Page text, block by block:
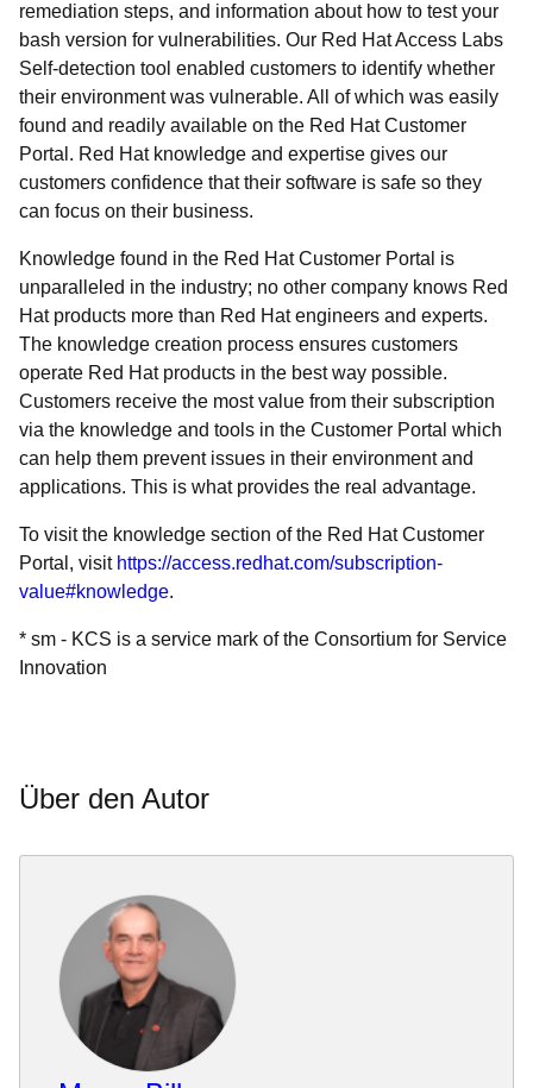
remediation steps, and information about how to test your
bash version for vulnerabilities. Our Red Hat Access Labs
Self-detection tool enabled customers to identify whether
their environment was vulnerable. All of which was easily
found and readily available on the Red Hat Customer
Portal. Red Hat knowledge and expertise gives our
customers confidence that their software is safe so they
can focus on their business.
Knowledge found in the Red Hat Customer Portal is
unparalleled in the industry; no other company knows Red
Hat products more than Red Hat engineers and experts.
The knowledge creation process ensures customers
operate Red Hat products in the best way possible.
Customers receive the most value from their subscription
via the knowledge and tools in the Customer Portal which
can help them prevent issues in their environment and
applications. This is what provides the real advantage.
To visit the knowledge section of the Red Hat Customer
Portal, visit https://access.redhat.com/subscription-
value#knowledge.
* sm - KCS is a service mark of the Consortium for Service
Innovation
Über den Autor